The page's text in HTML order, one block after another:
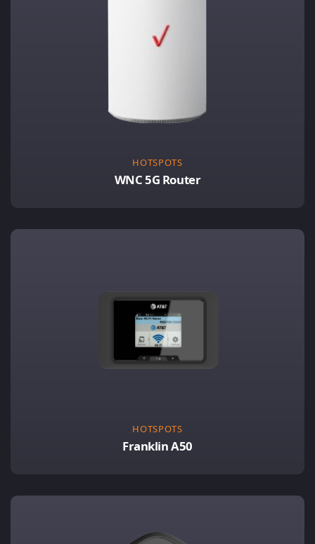
HOTSPOTS
WNC 5G Router
HOTSPOTS
Franklin A50